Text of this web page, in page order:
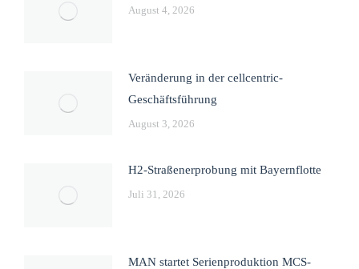
August 4, 2026
Veränderung in der cellcentric-
Geschäftsführung
August 3, 2026
H2-Straßenerprobung mit Bayernflotte
Juli 31, 2026
MAN startet Serienproduktion MCS-